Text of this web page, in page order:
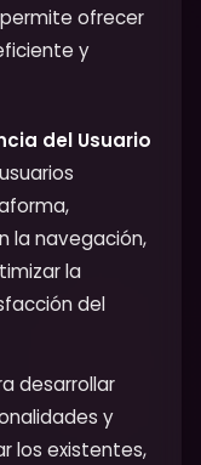
ofrecer
y
del Usuario
la navegación,
la
del
desarrollar
y
los existentes,